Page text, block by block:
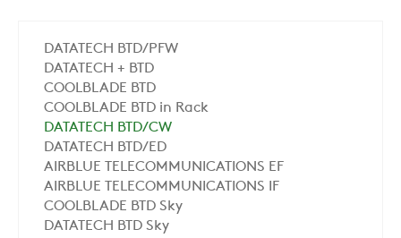
DATATECH BTD/PFW
DATATECH + BTD
COOLBLADE BTD
COOLBLADE BTD in Rack
DATATECH BTD/CW
DATATECH BTD/ED
AIRBLUE TELECOMMUNICATIONS EF
AIRBLUE TELECOMMUNICATIONS IF
COOLBLADE BTD Sky
DATATECH BTD Sky